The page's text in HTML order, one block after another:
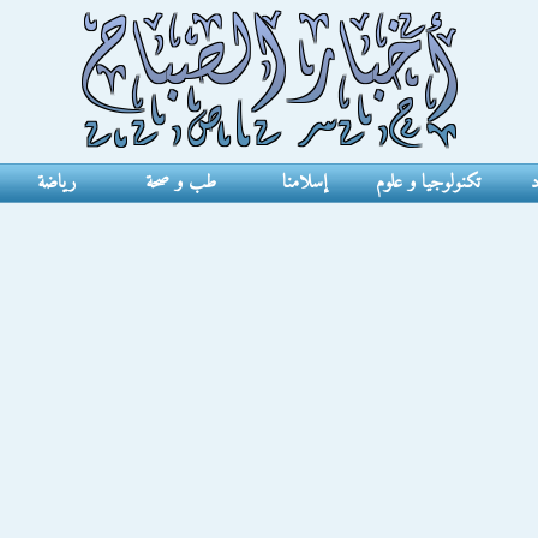
تكنولوجيا و علوم إسلامنا طب و صحة رياضة